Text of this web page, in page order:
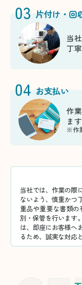
03 片付け・回
当
丁
04 お支払い
作
ます
※作
当社では、作業の際
ないよう、慎重かつ
重品や重要な書類
別・保管を行います
は、即座にお客様へ
るため、誠実な対応